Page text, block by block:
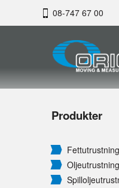
08-747 67 00
Produkter
Fettutrustning
Oljeutrustning